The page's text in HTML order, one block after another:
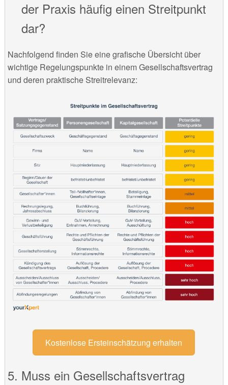
der Praxis häufig einen Streitpunkt
dar?
Nachfolgend finden Sie eine grafische Übersicht über
wichtige Regelungspunkte in einem Gesellschaftsvertrag
und deren praktische Streitrelevanz:
Kostenlose Ersteinschätzung erhalten
Muss ein Gesellschaftsvertrag